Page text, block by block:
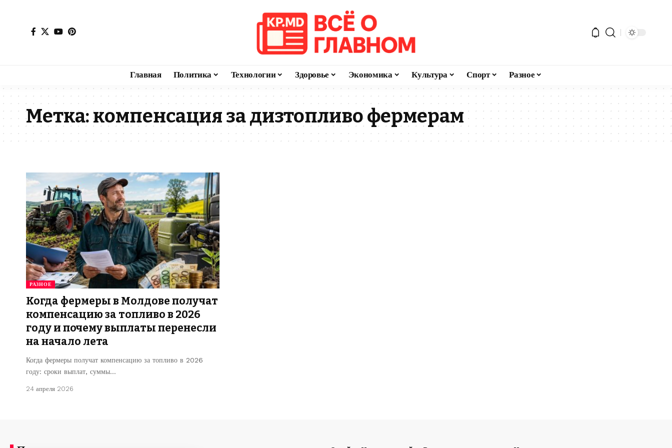
Главная Политика Технологии Здоровье Экономика Культура Спорт Разное
Метка:компенсация за дизтопливо фермерам
РАЗНОЕ
Когда фермеры в Молдове получат
компенсацию за топливо в 2026
году и почему выплаты перенесли
на начало лета
Когда фермеры получат компенсацию за топливо в 2026
году: сроки выплат, суммы…
24 апреля 2026